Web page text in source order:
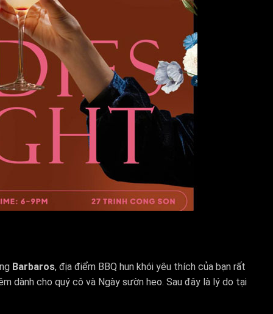
Barbaros, địa điểm BBQ hun khói yêu thích của bạn rất
dành cho quý cô và Ngày sườn heo. Sau đây là lý do tại